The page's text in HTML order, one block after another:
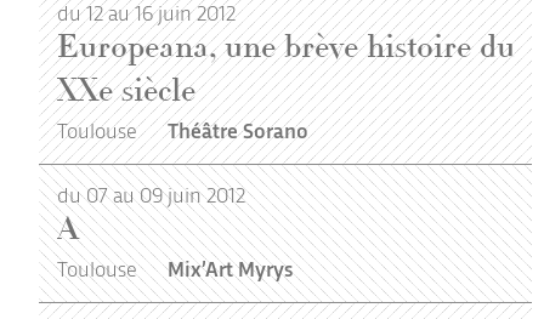
du 12 au 16 juin 2012
Europeana, une brève histoire du
XXe siècle
Toulouse Théâtre Sorano
du 07 au 09 juin 2012
A
Toulouse Mix’Art Myrys